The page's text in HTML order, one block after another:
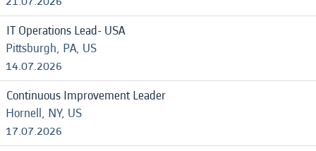
IT Operations Lead- USA
Pittsburgh, PA, US
14.07.2026
Continuous Improvement Leader
Hornell, NY, US
17.07.2026